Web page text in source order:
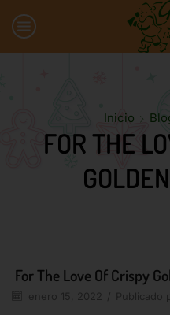
Inicio
FOR THE
For The Love Of Crispy
enero 15, 2022 Publicado